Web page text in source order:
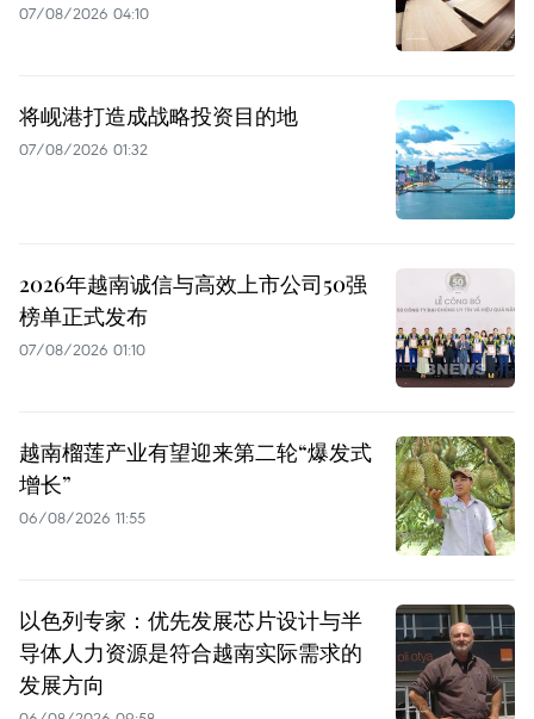
07/08/2026 04:10
将岘港打造成战略投资目的地
07/08/2026 01:32
2026年越南诚信与高效上市公司50强
榜单正式发布
07/08/2026 01:10
越南榴莲产业有望迎来第二轮“爆发式
增长”
06/08/2026 11:55
以色列专家：优先发展芯片设计与半
导体人力资源是符合越南实际需求的
发展方向